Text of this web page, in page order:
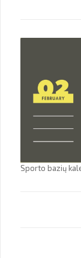
Sporto bazių